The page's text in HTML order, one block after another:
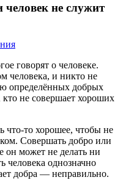
человек не служит
говорят о человеке.
человека, и никто не
определённых добрых
не совершает хороших
что-то хорошее, чтобы не
Совершать добро или
он может не делать ни
человека однозначно
добра — неправильно.